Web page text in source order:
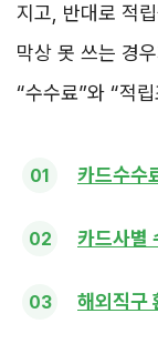
지고, 반대로 적
막상 못 쓰는 경
“수수료”와 “적
카드수수
카드사별
해외직구